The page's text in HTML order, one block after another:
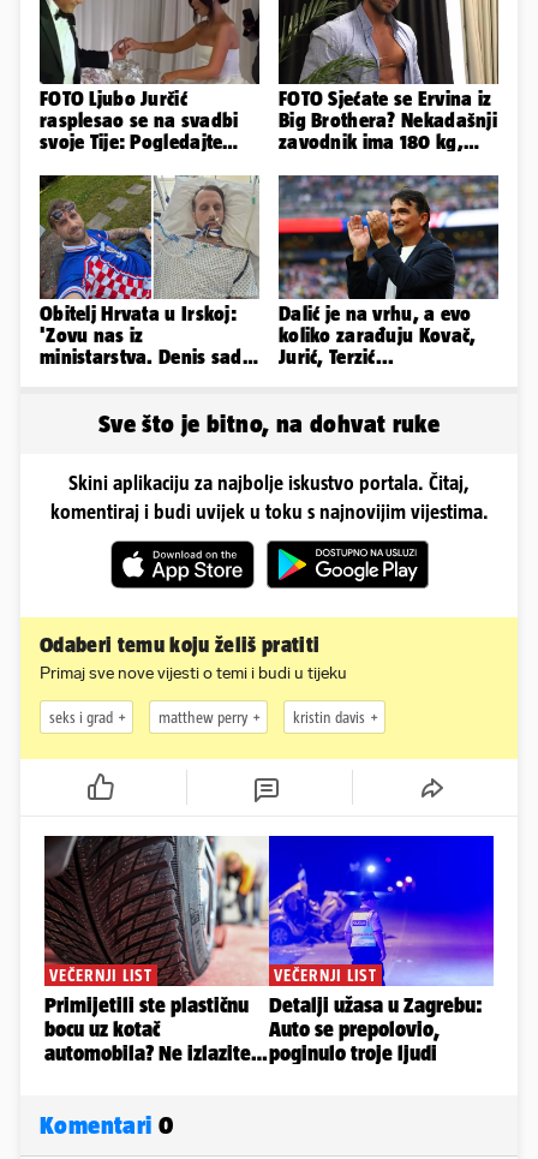
FOTO Ljubo Jurčić
rasplesao se na svadbi
svoje Tije: Pogledajte
vjenčanje...
FOTO Sjećate se Ervina iz
Big Brothera? Nekadašnji
zavodnik ima 180 kg,
Obitelj Hrvata u Irskoj:
'Zovu nas iz
ministarstva. Denis sada
Dalić je na vrhu, a evo
koliko zarađuju Kovač,
Jurić, Terzić...
Sve što je bitno, na dohvat ruke
Skini aplikaciju za najbolje iskustvo portala. Čitaj,
komentiraj i budi uvijek u toku s najnovijim vijestima.
Odaberi temu koju želiš pratiti
Primaj sve nove vijesti o temi i budi u tijeku
seks i grad matthew perry kristin davis
Komentari 0